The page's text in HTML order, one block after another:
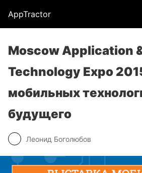
AppTractor
Moscow Application
Technology Expo
мобильных
будущего
Леонид Боголюбов